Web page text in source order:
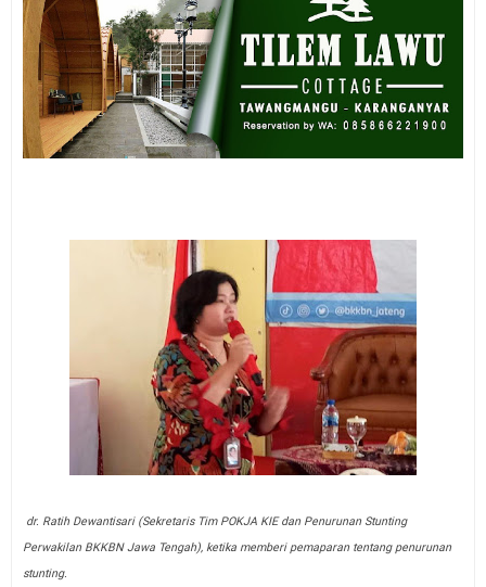
dr. Ratih Dewantisari (Sekretaris Tim POKJA KIE dan Penurunan Stunting
Perwakilan BKKBN Jawa Tengah), ketika memberi pemaparan tentang penurunan
stunting.